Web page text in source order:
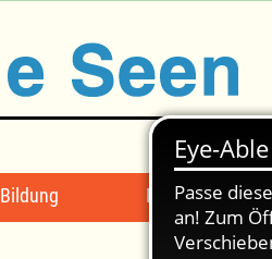
Bildung Mängelmeldung